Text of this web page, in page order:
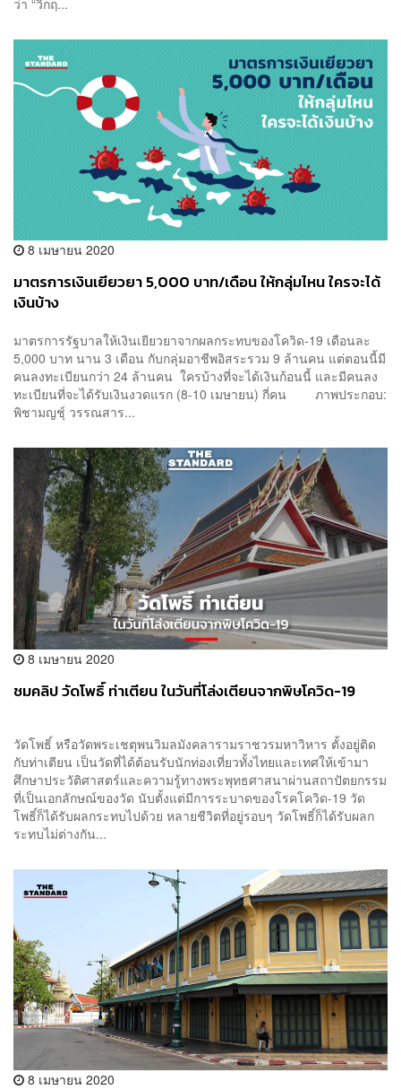
8 เมษายน 2020
มาตรการเงินเยียวยา 5,000 บาท/เดือน ให้กลุ่มไหน ใครจะได้
เงินบ้าง
มาตรการรัฐบาลให้เงินเยียวยาจากผลกระทบของโควิด-19 เดือนละ
5,000 บาท นาน 3 เดือน กับกลุ่มอาชีพอิสระรวม 9 ล้านคน แต่ตอนนี้มี
คนลงทะเบียนกว่า 24 ล้านคน ใครบ้างที่จะได้เงินก้อนนี้ และมีคนลง
ทะเบียนที่จะได้รับเงินงวดแรก (8-10 เมษายน) กี่คน ภาพประกอบ:
พิชามญชุ์ วรรณสาร...
8 เมษายน 2020
ชมคลิป วัดโพธิ์ ท่าเตียน ในวันที่โล่งเตียนจากพิษโควิด-19
วัดโพธิ์ หรือวัดพระเชตุพนวิมลมังคลารามราชวรมหาวิหาร ตั้งอยู่ติด
กับท่าเตียน เป็นวัดที่ได้ต้อนรับนักท่องเที่ยวทั้งไทยและเทศให้เข้ามา
ศึกษาประวัติศาสตร์และความรู้ทางพระพุทธศาสนาผ่านสถาปัตยกรรม
ที่เป็นเอกลักษณ์ของวัด นับตั้งแต่มีการระบาดของโรคโควิด-19 วัด
โพธิ์ก็ได้รับผลกระทบไปด้วย หลายชีวิตที่อยู่รอบๆ วัดโพธิ์ก็ได้รับผลก
ระทบไม่ต่างกัน...
8 เมษายน 2020